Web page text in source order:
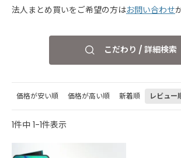
法人まとめ買いをご希望の方はお問い合わせ
こだわり / 詳細検索
価格が安い順 価格が高い順 新着順 レビュー
1件中 1-1件表示